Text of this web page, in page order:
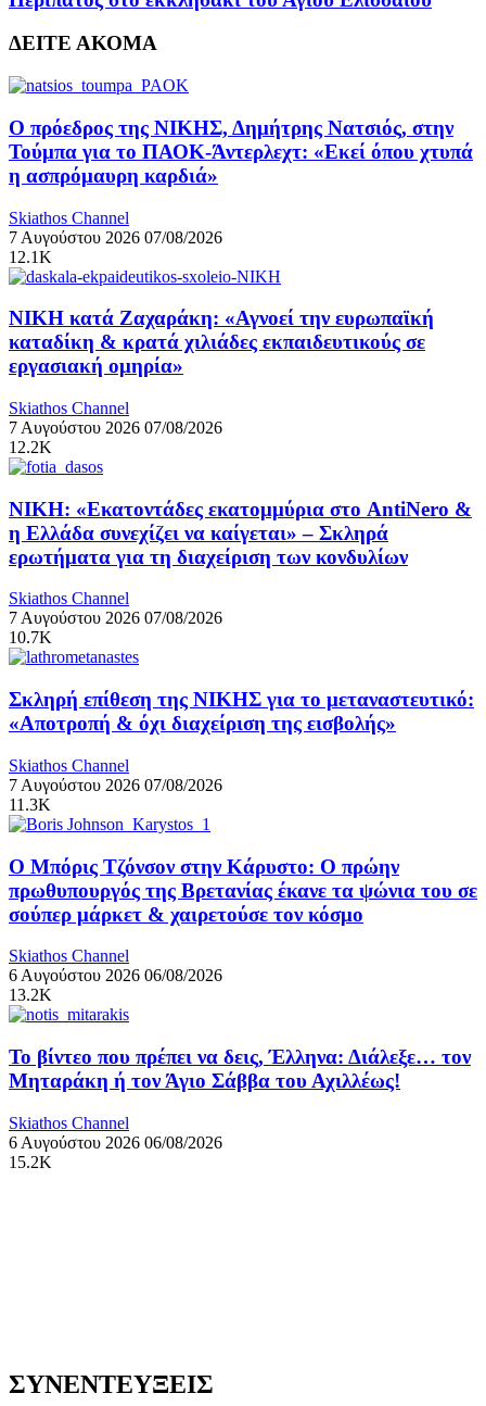
ΔΕΙΤΕ ΑΚΟΜΑ
Ο πρόεδρος της ΝΙΚΗΣ, Δημήτρης Νατσιός, στην
Τούμπα για το ΠΑΟΚ-Άντερλεχτ: «Εκεί όπου χτυπά
η ασπρόμαυρη καρδιά»
Skiathos Channel
7 Αυγούστου 2026 07/08/2026
12.1K
ΝΙΚΗ κατά Ζαχαράκη: «Αγνοεί την ευρωπαϊκή
καταδίκη & κρατά χιλιάδες εκπαιδευτικούς σε
εργασιακή ομηρία»
Skiathos Channel
7 Αυγούστου 2026 07/08/2026
12.2K
ΝΙΚΗ: «Εκατοντάδες εκατομμύρια στο AntiNero &
η Ελλάδα συνεχίζει να καίγεται» – Σκληρά
ερωτήματα για τη διαχείριση των κονδυλίων
Skiathos Channel
7 Αυγούστου 2026 07/08/2026
10.7K
Σκληρή επίθεση της ΝΙΚΗΣ για το μεταναστευτικό:
«Αποτροπή & όχι διαχείριση της εισβολής»
Skiathos Channel
7 Αυγούστου 2026 07/08/2026
11.3K
Ο Μπόρις Τζόνσον στην Κάρυστο: Ο πρώην
πρωθυπουργός της Βρετανίας έκανε τα ψώνια του σε
σούπερ μάρκετ & χαιρετούσε τον κόσμο
Skiathos Channel
6 Αυγούστου 2026 06/08/2026
13.2K
Το βίντεο που πρέπει να δεις, Έλληνα: Διάλεξε… τον
Μηταράκη ή τον Άγιο Σάββα του Αχιλλέως!
Skiathos Channel
6 Αυγούστου 2026 06/08/2026
15.2K
ΣΥΝΕΝΤΕΥΞΕΙΣ